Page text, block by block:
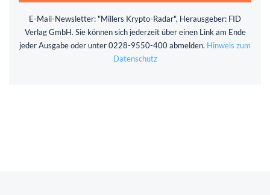
E-Mail-Newsletter: "Millers Krypto-Radar", Herausgeber: FID
Verlag GmbH. Sie können sich jederzeit über einen Link am Ende
jeder Ausgabe oder unter 0228-9550-400 abmelden. Hinweis zum
Datenschutz